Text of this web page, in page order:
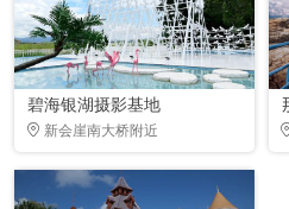
碧海银湖摄影基地
新会崖南大桥附近